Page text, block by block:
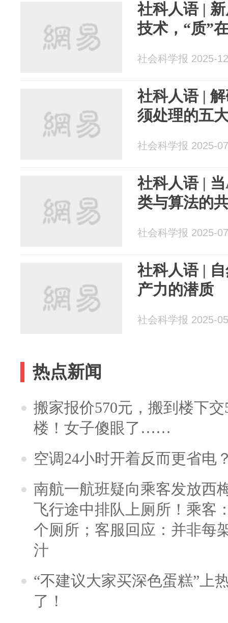
社科人语 |
技术，“质”
社会科学报 2025-
社科人语 |
须处理的五
社会科学报 2025-
社科人语 |
类与算法的
社会科学报 2025-
社科人语 |
产力的潜质
社会科学报 2025-
热点新闻
搬家报价570元，搬到楼下
楼！女子傻眼了……
空调24小时开着反而更省电
南航一航班疑向乘客发放西
飞行途中排队上厕所！乘客
个厕所；客服回应：并非每
汁
“不建议大家买深色蛋糕”上
了！